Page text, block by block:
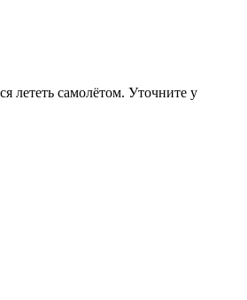
лететь самолётом. Уточните у